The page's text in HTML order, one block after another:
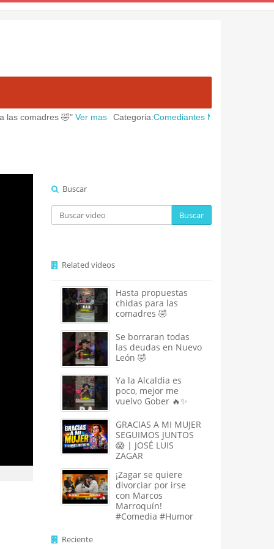
🤣" Ver mas Categoria:Comediantes Mexicanos
Buscar
Buscar
Related videos
Hasta propuestas
chidas para las
comadres 🤣
Se borraran todas
las deudas en Nuevo
León 🤣
Ya la Alcaldia es
poco, mejor me
vuelvo Gober 🔥✨
GRACIAS A MI MUJER
SEGUIMOS JUNTOS
😱 | JOSÉ LUIS
ZAGAR
¡Zagar se quiere
divorciar por irse
con Marcos
Marroquín!
#Comedia #Humor
Reciente